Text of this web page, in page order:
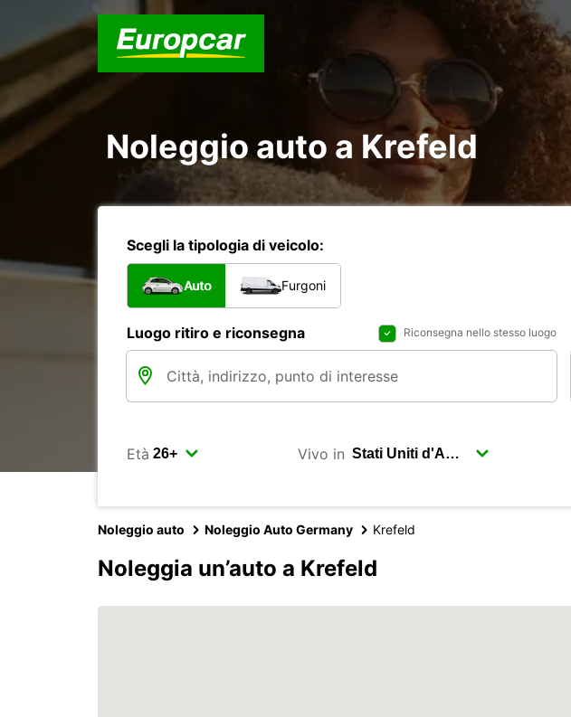
Noleggio auto a Krefeld
Scegli la tipologia di veicolo:
Auto Furgoni
Luogo ritiro e riconsegna Riconsegna nello stesso luogo
Età Vivo in
Noleggio auto Noleggio Auto Germany Krefeld
Noleggia un’auto a Krefeld